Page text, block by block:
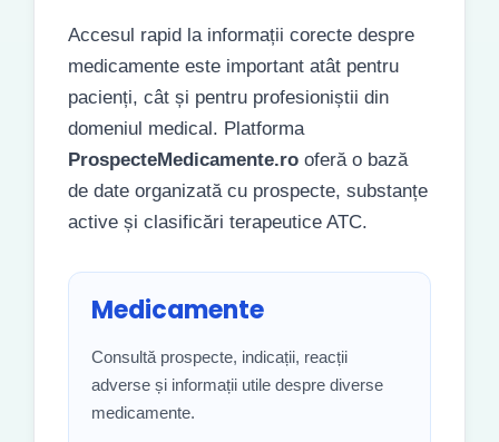
Accesul rapid la informații corecte despre
medicamente este important atât pentru
pacienți, cât și pentru profesioniștii din
domeniul medical. Platforma
ProspecteMedicamente.ro oferă o bază
de date organizată cu prospecte, substanțe
active și clasificări terapeutice ATC.
Medicamente
Consultă prospecte, indicații, reacții
adverse și informații utile despre diverse
medicamente.